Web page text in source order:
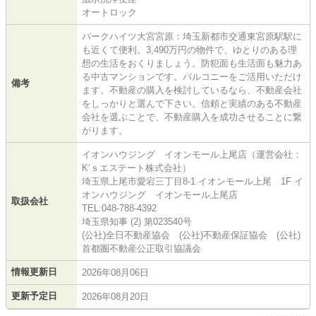
オートロック
備考
パークハイツ大宮宮原：埼玉新都市交通東宮原駅駅に
も近くて便利。3,490万円の物件で、ゆとりのある理
想の生活をおくりましょう。防犯面も生活面も魅力あ
る中古マンションです。バルコニーをご活用いただけ
ます。不動産の購入を検討しているなら、不動産会社
をしっかりと選んで下さい。信頼と実績のある不動産
会社を選ぶことで、不動産購入を成功させることに繋
がります。
取扱会社
イオンハウジング イオンモール上尾店（運営会社：
K‘ｓエステート株式会社）
埼玉県上尾市愛宕三丁目8-1 イオンモール上尾 1F イ
オンハウジング イオンモール上尾店
TEL:048-788-4392
埼玉県知事 (2) 第023540号
(公社)全日不動産協会 (公社)不動産保証協会 (公社)
首都圏不動産公正取引協議会
情報更新日 2026年08月06日
更新予定日 2026年08月20日